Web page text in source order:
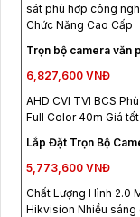
sát phù hơp công
Chức Năng Cao Cấp
Trọn bộ camera văn
6,827,600 VNĐ
AHD CVI TVI BCS
Full Color 40m Giá tốt
Lắp Đặt Trọn Bộ
5,773,600 VNĐ
Chất Lượng Hình 2.0
Hikvision Nhiều sáng